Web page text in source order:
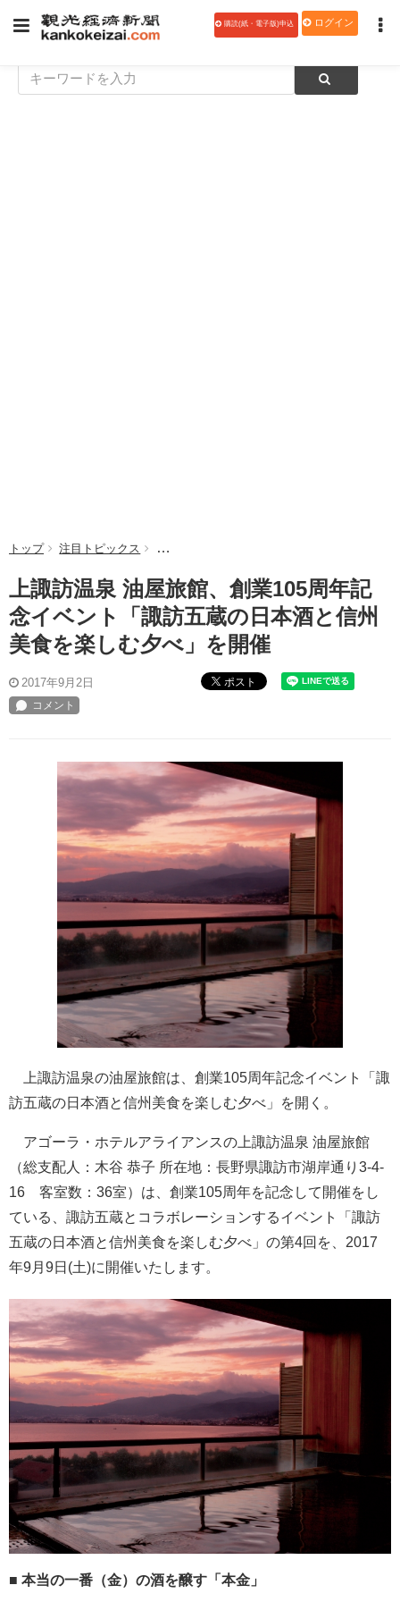
購読(紙・電子版)申込 ログイン
トップ 注目トピックス 上諏訪温泉 油屋旅館、創業105周年記念イベ
上諏訪温泉 油屋旅館、創業105周年記
念イベント「諏訪五蔵の日本酒と信州
美食を楽しむ夕べ」を開催
2017年9月2日 ポスト
上諏訪温泉の油屋旅館は、創業105周年記念イベント「諏
訪五蔵の日本酒と信州美食を楽しむ夕べ」を開く。
アゴーラ・ホテルアライアンスの上諏訪温泉 油屋旅館
（総支配人：木谷 恭子 所在地：長野県諏訪市湖岸通り3-4-
16 客室数：36室）は、創業105周年を記念して開催をし
ている、諏訪五蔵とコラボレーションするイベント「諏訪
五蔵の日本酒と信州美食を楽しむ夕べ」の第4回を、2017
年9月9日(土)に開催いたします。
■ 本当の一番（金）の酒を醸す「本金」